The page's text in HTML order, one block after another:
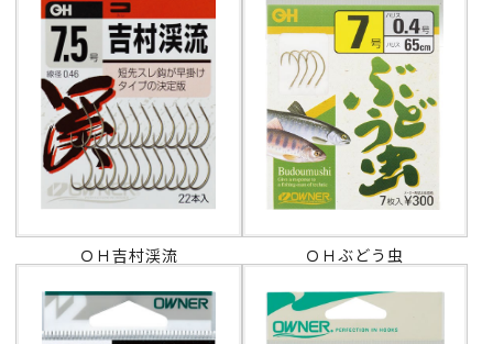
ＯＨ吉村渓流 ＯＨぶどう虫